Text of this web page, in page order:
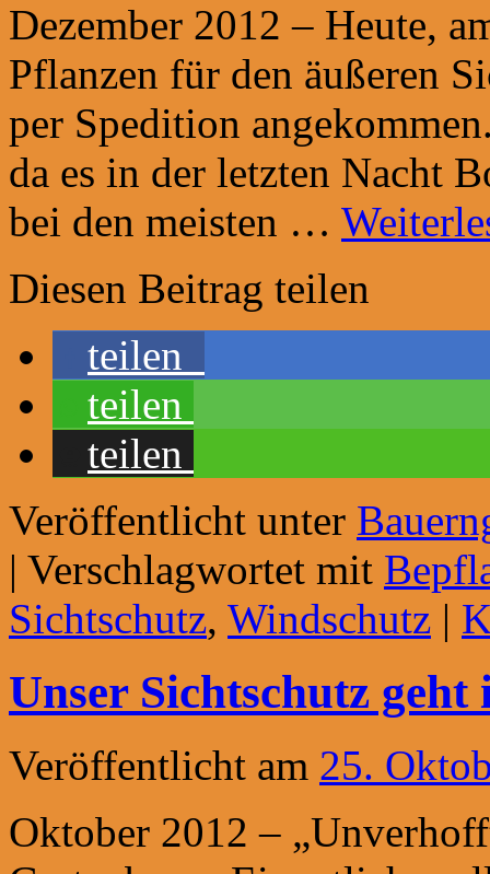
Dezember 2012 – Heute,
Pflanzen für den äußeren
per Spedition
da es in der letzten Nacht
bei den meisten …
Diesen Beitrag teilen
teilen
teilen
teilen
Veröffentlicht unter
| Verschlagwortet mit
Sichtschutz, Windschutz |
Unser Sichtschutz
Veröffentlicht am 25.
Oktober 2012 –